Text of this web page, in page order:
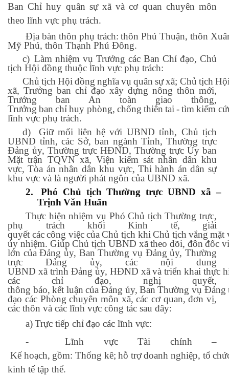
Ban Chỉ huy quân sự xã và cơ quan chuyên môn
theo lĩnh vực phụ trách.
Địa bàn thôn phụ trách: thôn Phú Thuận, thôn
Mỹ Phú, thôn Thạnh Phú Đông.
c) Làm nhiệm vụ Trưởng các Ban Chỉ đạo, Chủ
tịch Hội đồng thuộc lĩnh vực phụ trách:
Chủ tịch Hội đồng nghĩa vụ quân sựxã; Chủ tịch
xã, Trưởng ban chỉ đạo xây dựng nông thôn mới,
Trưởng ban
An toàn giao thông,
Trưởng ban chỉ huy phòng, chống thiên tai - tìm kiếm
lĩnh vực phụ trách.
d)
Giữ mối liên hệ với UBND tỉnh, Chủ tịch
UBND tỉnh, các Sở, ban ngành Tỉnh, Thường trực
Đảng ủy, Thường trực HĐND, Thường trực Ủy ban
Mặt trận TQVN xã, Viện kiểm sát nhân dân khu
vực, Tòa án nhân dân khu vực, Thi hành án dân sự
khu vực và là người phát ngôn của UBND xã.
2.
Phó Chủ tịch Thường trực UBND xã –
Trịnh Văn Huấn
Thực hiện nhiệm vụ Phó Chủ tịch Thường trực,
phụ trách khối Kinh tế, giải
quyết các công việc của Chủ tịch khi Chủ tịch vắng mặt
ủy nhiệm. Giúp Chủ tịch UBND xã theo dõi, đôn đốc
lớn của Đảng ủy, Ban Thường vụ Đảng ủy, Thường
trực Đảng ủy, các nội dung
UBND xã trình Đảng ủy, HĐND xã và triển khai thực
các
chỉ đạo, nghị
quyết,
thông báo, kết luận của Đảng ủy, Ban Thường vụ Đảng
đạo các Phòng chuyên môn xã, các cơ quan, đơn vị,
các thôn và các lĩnh vực công tác sau đây:
a)Trực tiếp chỉ đạo các lĩnh vực:
-
Lĩnh vực Tài chính
–
Kế hoạch, gồm: Thống kê; hỗ trợ doanh nghiệp, tổ
kinh tế tập thể.